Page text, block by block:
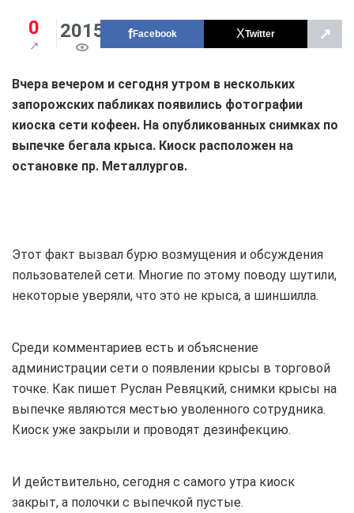
0 2015 Facebook Twitter ↗
Вчера вечером и сегодня утром в нескольких
запорожских пабликах появились фотографии
киоска сети кофеен. На опубликованных снимках по
выпечке бегала крыса. Киоск расположен на
остановке пр. Металлургов.
Этот факт вызвал бурю возмущения и обсуждения
пользователей сети. Многие по этому поводу шутили,
некоторые уверяли, что это не крыса, а шиншилла.
Среди комментариев есть и объяснение
администрации сети о появлении крысы в торговой
точке. Как пишет Руслан Ревяцкий, снимки крысы на
выпечке являются местью уволенного сотрудника.
Киоск уже закрыли и проводят дезинфекцию.
И действительно, сегодня с самого утра киоск
закрыт, а полочки с выпечкой пустые.